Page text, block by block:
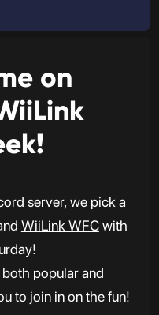
on
server, we pick a
WiiLink WFCwith
popular and
to join in on the fun!